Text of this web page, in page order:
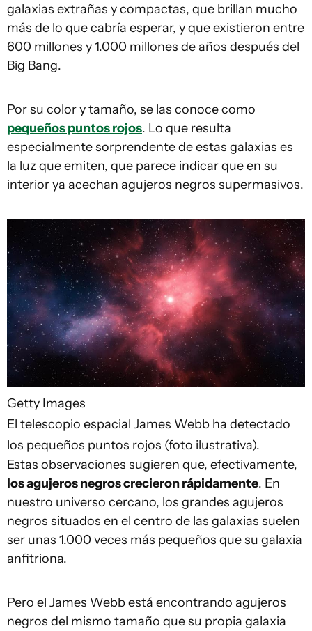
galaxias extrañas y compactas, que brillan mucho
más de lo que cabría esperar, y que existieron entre
600 millones y 1.000 millones de años después del
Big Bang.
Por su color y tamaño, se las conoce como
pequeños puntos rojos. Lo que resulta
especialmente sorprendente de estas galaxias es
la luz que emiten, que parece indicar que en su
interior ya acechan agujeros negros supermasivos.
Getty Images
El telescopio espacial James Webb ha detectado
los pequeños puntos rojos (foto ilustrativa).
Estas observaciones sugieren que, efectivamente,
los agujeros negros crecieron rápidamente. En
nuestro universo cercano, los grandes agujeros
negros situados en el centro de las galaxias suelen
ser unas 1.000 veces más pequeños que su galaxia
anfitriona.
Pero el James Webb está encontrando agujeros
negros del mismo tamaño que su propia galaxia